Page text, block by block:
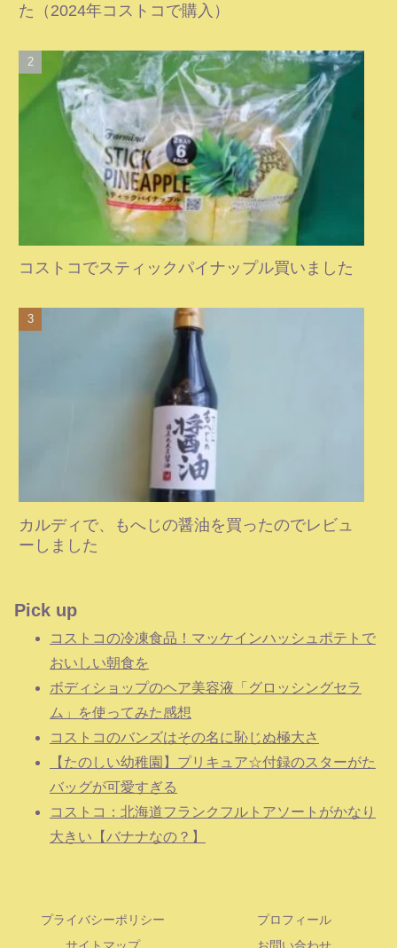
た（2024年コストコで購入）
コストコでスティックパイナップル買いました
カルディで、もへじの醤油を買ったのでレビュ
ーしました
Pick up
コストコの冷凍食品！マッケインハッシュポテトで
おいしい朝食を
ボディショップのヘア美容液「グロッシングセラ
ム」を使ってみた感想
コストコのバンズはその名に恥じぬ極大さ
【たのしい幼稚園】プリキュア☆付録のスターがた
バッグが可愛すぎる
コストコ：北海道フランクフルトアソートがかなり
大きい【バナナなの？】
プライバシーポリシー
プロフィール
サイトマップ
お問い合わせ